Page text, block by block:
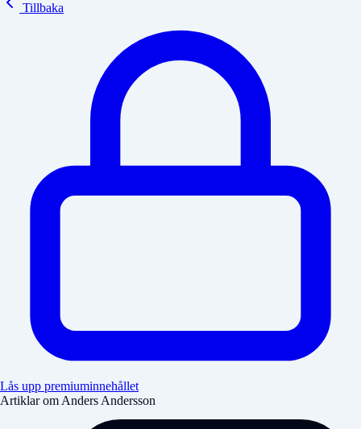
Tillbaka
Lås upp premiuminnehållet
Artiklar om Anders Andersson